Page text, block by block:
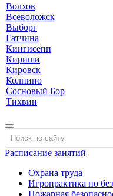
Волхов
Всеволожск
Выборг
Гатчина
Кингисепп
Кириши
Кировск
Колпино
Сосновый Бор
Тихвин
Расписание занятий
Охрана труда
Игропрактика по
Пожарная